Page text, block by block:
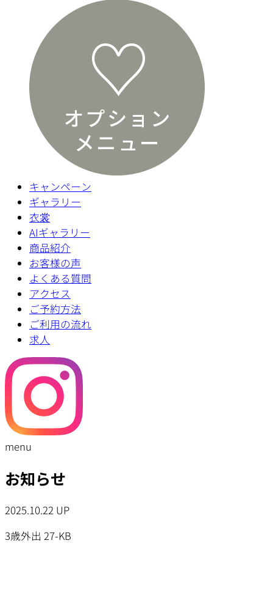
キャンペーン
ギャラリー
衣裳
AIギャラリー
商品紹介
お客様の声
よくある質問
アクセス
ご予約方法
ご利用の流れ
求人
menu
お知らせ
2025.10.22 UP
3歳外出 27-KB